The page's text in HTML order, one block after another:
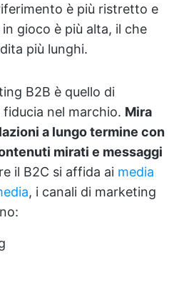
è più ristretto e
gioco è più alta, il che
più lunghi.
B2B è quello di
nel marchio. Mira
a lungo termine con
mirati e messaggi
il B2C si affida ai media
, i canali di marketing